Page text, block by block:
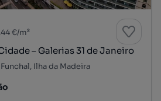
€/m²
– Galerias 31 de Janeiro
Ilha da Madeira